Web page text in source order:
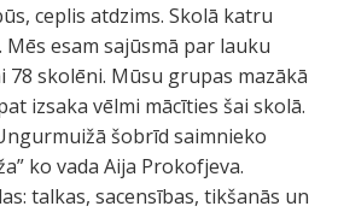
ceplis atdzims. Skolā katru
esam sajūsmā par lauku
78 skolēni. Mūsu grupas mazākā
izsaka vēlmi mācīties šai skolā.
šobrīd saimnieko
ko vada Aija Prokofjeva.
talkas, sacensības, tikšanās un